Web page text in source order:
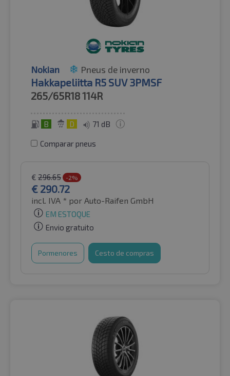
Nokian Pneus de inverno
Hakkapeliitta R5 SUV 3PMSF
265/65R18114R
B D 71 dB
Comparar pneus
€ 296.65 -2%
€ 290.72
incl. IVA * por Auto-Raifen GmbH
EM ESTOQUE
Envio gratuito
Pormenores Cesto de compras